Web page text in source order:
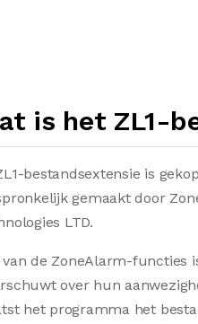
is het ZL1-
bestandsextensie is
gemaakt door
LTD.
van de ZoneAlarm-functies
over hun
het programma het